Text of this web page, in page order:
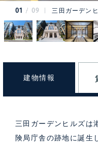
01 09 三田ガーデン
建物情報
三田ガーデンヒルズは
険局庁舎の跡地に誕生